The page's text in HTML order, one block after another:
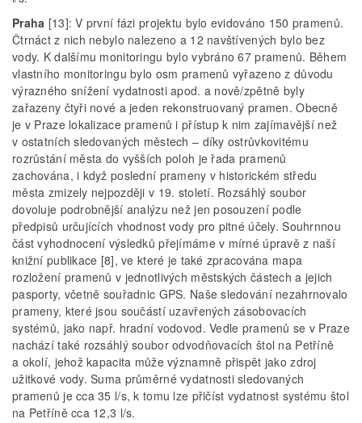
Praha [13]: V první fázi projektu bylo evidováno 150 pramenů.
Čtrnáct z nich nebylo nalezeno a 12 navštívených bylo bez
vody. K dalšímu monitoringu bylo vybráno 67 pramenů. Během
vlastního monitoringu bylo osm pramenů vyřazeno z důvodu
výrazného snížení vydatnosti apod. a nově/zpětně byly
zařazeny čtyři nové a jeden rekonstruovaný pramen. Obecně
je v Praze lokalizace pramenů i přístup k nim zajímavější než
v ostatních sledovaných městech – díky ostrůvkovitému
rozrůstání města do vyšších poloh je řada pramenů
zachována, i když poslední prameny v historickém středu
města zmizely nejpozději v 19. století. Rozsáhlý soubor
dovoluje podrobnější analýzu než jen posouzení podle
předpisů určujících vhodnost vody pro pitné účely. Souhrnnou
část vyhodnocení výsledků přejímáme v mírné úpravě z naší
knižní publikace [8], ve které je také zpracována mapa
rozložení pramenů v jednotlivých městských částech a jejich
pasporty, včetně souřadnic GPS. Naše sledování nezahrnovalo
prameny, které jsou součástí uzavřených zásobovacích
systémů, jako např. hradní vodovod. Vedle pramenů se v Praze
nachází také rozsáhlý soubor odvodňovacích štol na Petříně
a okolí, jehož kapacita může významně přispět jako zdroj
užitkové vody. Suma průměrné vydatnosti sledovaných
pramenů je cca 35 l/s, k tomu lze přičíst vydatnost systému štol
na Petříně cca 12,3 l/s.